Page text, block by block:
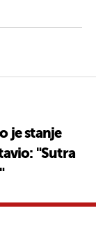
je stanje
"Sutra